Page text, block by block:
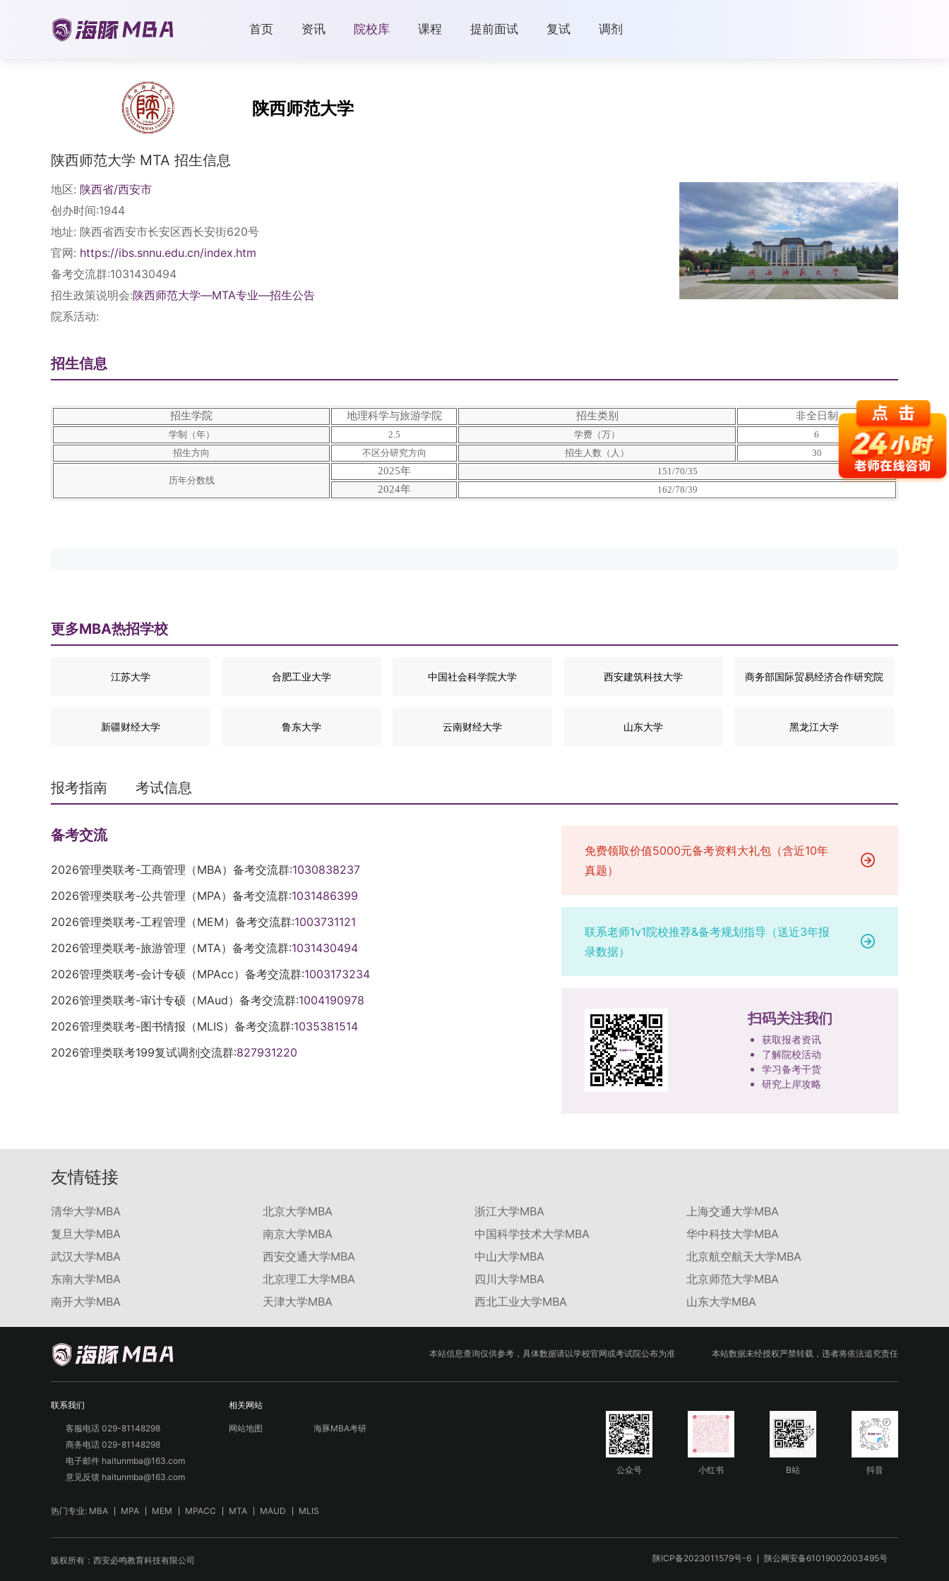
首页 资讯 院校库 课程 提前面试 复试 调剂
陕西师范大学
陕西师范大学 MTA 招生信息
地区: 陕西省/西安市
创办时间:1944
地址: 陕西省西安市长安区西长安街620号
官网: https://ibs.snnu.edu.cn/index.htm
备考交流群:1031430494
招生政策说明会:陕西师范大学—MTA专业—招生公告
院系活动:
招生信息
招生学院 地理科学与旅游学院 招生类别 非全日制
学制（年） 2.5 学费（万）
6
招生方向
不区分研究方向 招生人数（人） 30
历年分数线
2025年 151/70/35
2024年 162/78/39
更多MBA热招学校
江苏大学 合肥工业大学 中国社会科学院大学 西安建筑科技大学 商务部国际贸易经济合作研究院
新疆财经大学 鲁东大学 云南财经大学 山东大学 黑龙江大学
报考指南 考试信息
备考交流
2026管理类联考-工商管理（MBA）备考交流群:1030838237
2026管理类联考-公共管理（MPA）备考交流群:1031486399
2026管理类联考-工程管理（MEM）备考交流群:1003731121
2026管理类联考-旅游管理（MTA）备考交流群:1031430494
2026管理类联考-会计专硕（MPAcc）备考交流群:1003173234
2026管理类联考-审计专硕（MAud）备考交流群:1004190978
2026管理类联考-图书情报（MLIS）备考交流群:1035381514
2026管理类联考199复试调剂交流群:827931220
免费领取价值5000元备考资料大礼包（含近10年
真题）
联系老师1v1院校推荐&备考规划指导（送近3年报
录数据）
扫码关注我们
获取报者资讯
了解院校活动
学习备考干货
研究上岸攻略
友情链接
清华大学MBA 北京大学MBA 浙江大学MBA
上海交通大学MBA
复旦大学MBA
南京大学MBA 中国科学技术大学MBA
华中科技大学MBA
武汉大学MBA
西安交通大学MBA 中山大学MBA
北京航空航天大学MBA
东南大学MBA
北京理工大学MBA 四川大学MBA
北京师范大学MBA
南开大学MBA
天津大学MBA 西北工业大学MBA 山东大学MBA
本站信息查询仅供参考，具体数据请以学校官网或考试院公布为准 本站数据未经授权严禁转载，违者将依法追究责任
联系我们
客服电话 029-81148298
商务电话 029-81148298
电子邮件 haitunmba@163.com
意见反馈 haitunmba@163.com
相关网站
网站地图 海豚MBA考研
公众号 小红书 B站 抖音
热门专业: MBA MPA MEM MPACC MTA MAUD MLIS
版权所有：西安必鸣教育科技有限公司 陕ICP备2023011579号-6 陕公网安备61019002003495号